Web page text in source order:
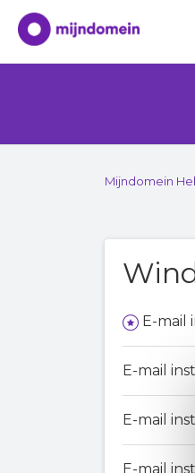
Mijndomein
E-mail
E-mail
E-mail
E-mail